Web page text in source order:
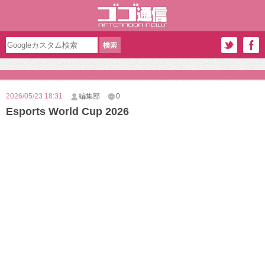
2026/05/23 18:31 編集部 0
Esports World Cup 2026